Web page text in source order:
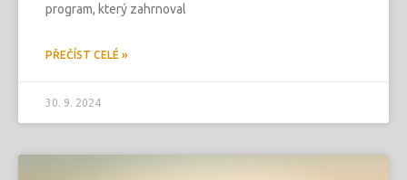
program, který zahrnoval
PŘEČÍST CELÉ »
30. 9. 2024